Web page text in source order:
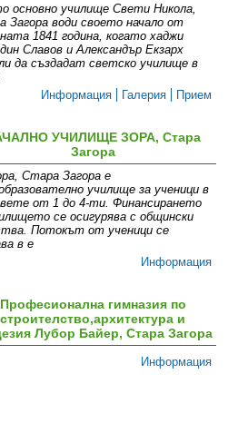
основно училище Свети Никола,
Загора води своето начало от
1841 година, когато хаджи
Славов и Александър Екзарх
да създадат светско училище в
Информация
Галерия Прием
УЧИЛИЩЕ ЗОРА, Стара
Загора
Стара Загора е
училище за ученици в
от 1 до 4-ти. Финансирането
се осигурява с общински
Потокът от ученици се
в е
Информация
Професионална гимназия по
строителство,архитектура и
Лубор Байер, Стара Загора
Информация